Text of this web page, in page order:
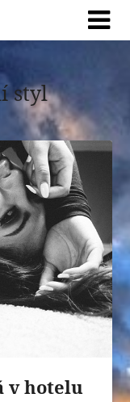
styl
v hotelu